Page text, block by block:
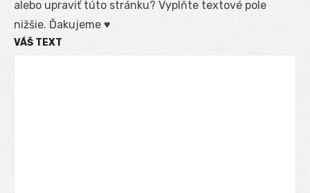
alebo upraviť túto stránku? Vyplňte textové pole
nižšie. Ďakujeme ♥
VÁŠ TEXT